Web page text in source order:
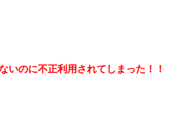
いのに不正利用されてしまった！！